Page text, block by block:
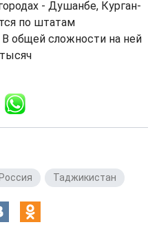
- Душанбе, Курган-
по штатам
общей сложности на ней
Россия Таджикистан